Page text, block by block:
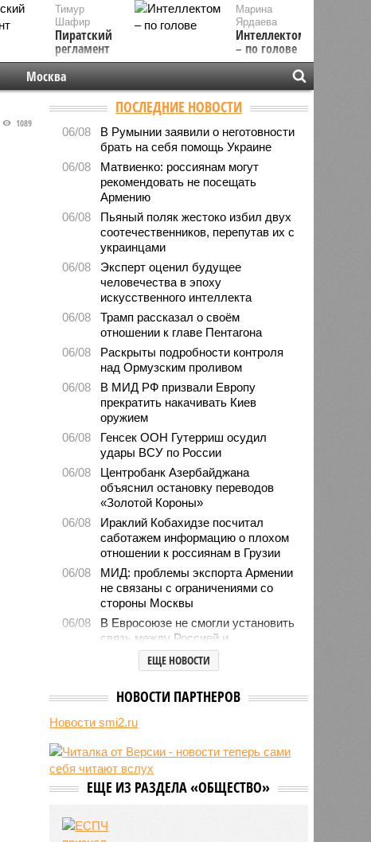
Марина
Ярдаева
Интеллектом
– по голове
Тимур
Шафир
Пиратский
регламент
Москва
1089
ПОСЛЕДНИЕ НОВОСТИ
06/08
В Румынии заявили о неготовности
брать на себя помощь Украине
06/08
Матвиенко: россиянам могут
рекомендовать не посещать
Армению
06/08
Пьяный поляк жестоко избил двух
соотечественников, перепутав их с
украинцами
06/08
Эксперт оценил будущее
человечества в эпоху
искусственного интеллекта
06/08
Трамп рассказал о своём
отношении к главе Пентагона
06/08
Раскрыты подробности контроля
над Ормузским проливом
06/08
В МИД РФ призвали Европу
прекратить накачивать Киев
оружием
06/08
Генсек ООН Гутерриш осудил
удары ВСУ по России
06/08
Центробанк Азербайджана
объяснил остановку переводов
«Золотой Короны»
06/08
Ираклий Кобахидзе посчитал
саботажем информацию о плохом
отношении к россиянам в Грузии
06/08
МИД: проблемы экспорта Армении
не связаны с ограничениями со
стороны Москвы
06/08
В Евросоюзе не смогли установить
связь между Россией и
миграционным кризисом в Сеуте
Ямпольская объяснила причины
ведущие вузы страны
06/08
Euractiv: закрытие границы с
экономики Финляндии
06/08
Минобрнауки осенью примет
решение о правилах приёма на
ЕЩЕ НОВОСТИ
НОВОСТИ ПАРТНЕРОВ
Новости smi2.ru
ЕЩЕ ИЗ РАЗДЕЛА «ОБЩЕСТВО»